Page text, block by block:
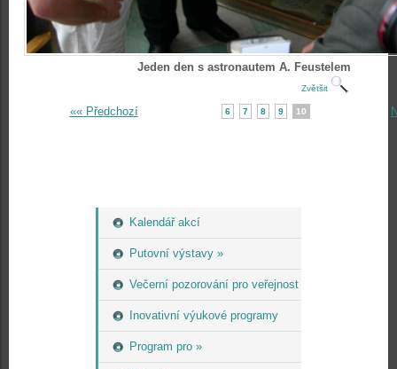
Kalendář akcí
Putovní výstavy »
Večerní pozorování pro veřejnost
Inovativní výukové programy
Program pro »
Jeden den s astronautem A. Feustelem
Zvětšit
«« Předchozí 6 7 8 9 10